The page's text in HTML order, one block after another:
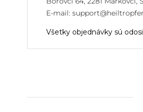
E-mail:
Všetky objednávky sú